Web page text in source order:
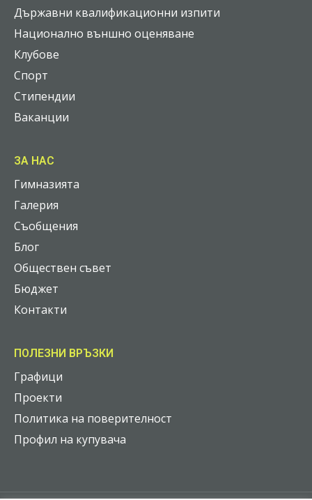
Държавни квалификационни изпити
Национално външно оценяване
Клубове
Спорт
Стипендии
Ваканции
ЗА НАС
Гимназията
Галерия
Съобщения
Блог
Обществен съвет
Бюджет
Контакти
ПОЛЕЗНИ ВРЪЗКИ
Графици
Проекти
Политика на поверителност
Профил на купувача